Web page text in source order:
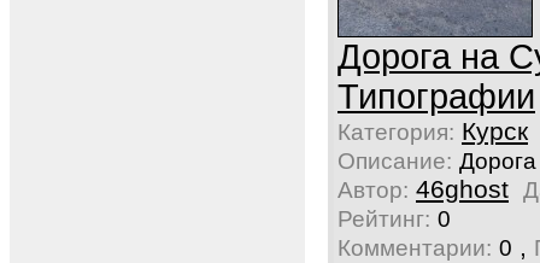
Дорога на
Типографии
Категория: Курск
Описание:
Автор: 46ghost
Рейтинг: 0
Комментарии: 0 ,